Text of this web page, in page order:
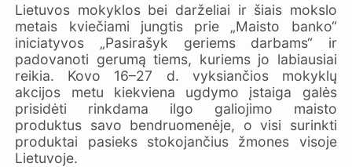
Lietuvos mokyklos bei darželiai ir šiais mokslo
metais kviečiami jungtis prie „Maisto banko“
iniciatyvos „Pasirašyk geriems darbams“ ir
padovanoti gerumą tiems, kuriems jo labiausiai
reikia. Kovo 16–27 d. vyksiančios mokyklų
akcijos metu kiekviena ugdymo įstaiga galės
prisidėti rinkdama ilgo galiojimo maisto
produktus savo bendruomenėje, o visi surinkti
produktai pasieks stokojančius žmones visoje
Lietuvoje.